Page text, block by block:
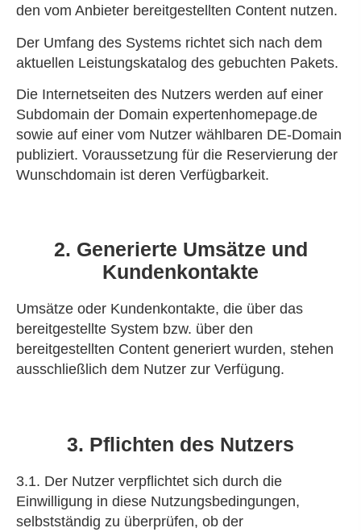
den vom Anbieter bereitgestellten Content nutzen.
Der Umfang des Systems richtet sich nach dem
aktuellen Leistungskatalog des gebuchten Pakets.
Die Internetseiten des Nutzers werden auf einer
Subdomain der Domain expertenhomepage.de
sowie auf einer vom Nutzer wählbaren DE-Domain
publiziert. Voraussetzung für die Reservierung der
Wunschdomain ist deren Verfügbarkeit.
2. Generierte Umsätze und
Kundenkontakte
Umsätze oder Kundenkontakte, die über das
bereitgestellte System bzw. über den
bereitgestellten Content generiert wurden, stehen
ausschließlich dem Nutzer zur Verfügung.
3. Pflichten des Nutzers
3.1. Der Nutzer verpflichtet sich durch die
Einwilligung in diese Nutzungsbedingungen,
selbstständig zu überprüfen, ob der